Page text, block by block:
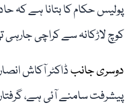
پولیس حکام کا بتانا ہے کہ
کوچ لاڑکانہ سے کراچی جارہی
دوسری جانبڈاکٹر آکاش
پیشرفت سامنے آئی ہے،